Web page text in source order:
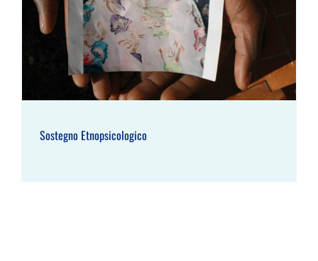
Sostegno Etnopsicologico
Sostegno Etnopsicologico